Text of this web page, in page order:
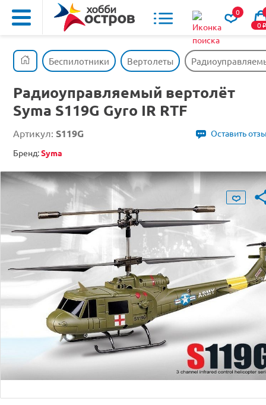
0
0o
Беспилотники Вертолеты
Радиоуправляемый вертолёт
Syma S119G Gyro IR RTF
Артикул: S119G
Оставить
Бренд:Syma